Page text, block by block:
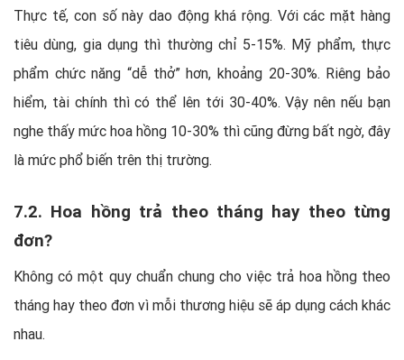
Thực tế, con số này dao động khá rộng. Với các mặt hàng
tiêu dùng, gia dụng thì thường chỉ 5-15%. Mỹ phẩm, thực
phẩm chức năng “dễ thở” hơn, khoảng 20-30%. Riêng bảo
hiểm, tài chính thì có thể lên tới 30-40%. Vậy nên nếu bạn
nghe thấy mức hoa hồng 10-30% thì cũng đừng bất ngờ, đây
là mức phổ biến trên thị trường.
7.2. Hoa hồng trả theo tháng hay theo từng
đơn?
Không có một quy chuẩn chung cho việc trả hoa hồng theo
tháng hay theo đơn vì mỗi thương hiệu sẽ áp dụng cách khác
nhau.